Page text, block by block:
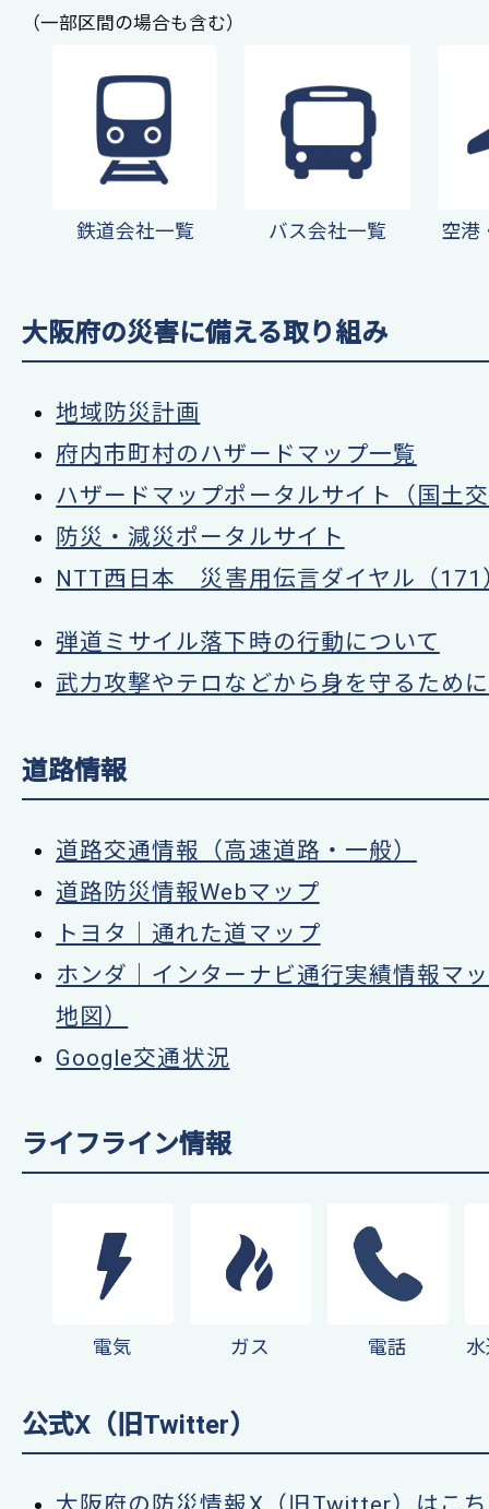
（一部区間の場合も含む）
鉄道会社一覧 バス会社一覧 空港
大阪府の災害に備える取り組み
地域防災計画
府内市町村のハザードマップ一覧
ハザードマップポータルサイト（国土
防災・減災ポータルサイト
NTT西日本 災害用伝言ダイヤル（171
弾道ミサイル落下時の行動について
武力攻撃やテロなどから身を守るために
道路情報
道路交通情報（高速道路・一般）
道路防災情報Webマップ
トヨタ｜通れた道マップ
ホンダ｜インターナビ通行実績情報マ
地図）
Google交通状況
ライフライン情報
電気 ガス 電話
公式X（旧Twitter）